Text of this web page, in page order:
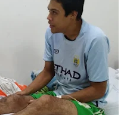
pro
gra
ma